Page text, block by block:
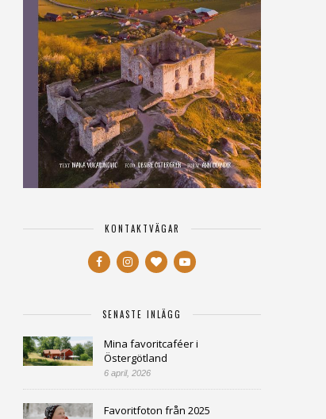
KONTAKTVÄGAR
SENASTE INLÄGG
Mina favoritcaféer i
Östergötland
6 april, 2026
Favoritfoton från 2025